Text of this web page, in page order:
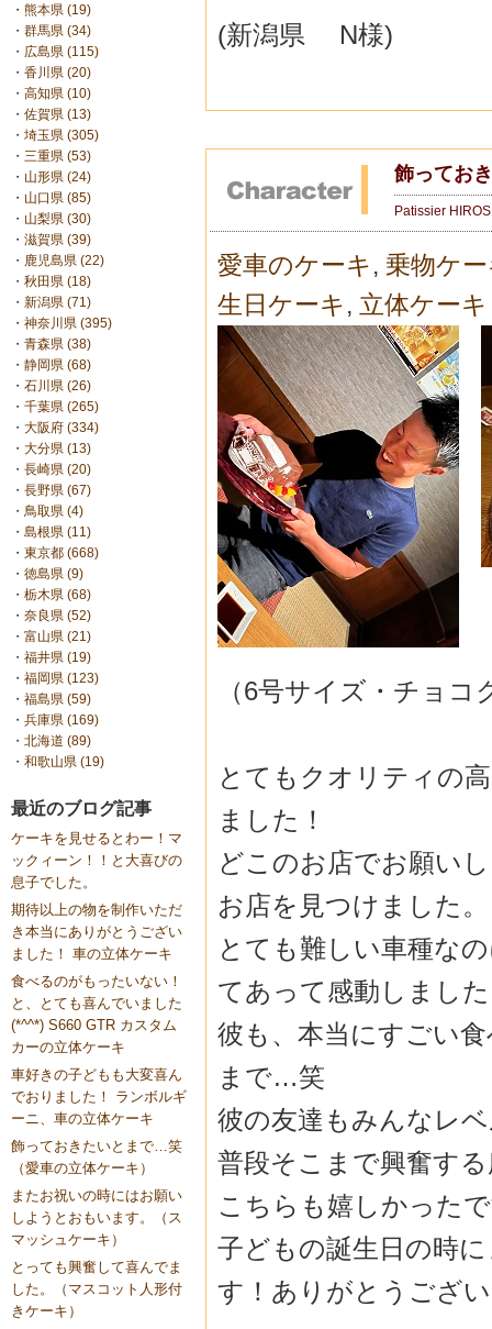
・ 熊本県 (19)
・ 群馬県 (34)
・ 広島県 (115)
・ 香川県 (20)
・ 高知県 (10)
・ 佐賀県 (13)
・ 埼玉県 (305)
・ 三重県 (53)
・ 山形県 (24)
・ 山口県 (85)
・ 山梨県 (30)
・ 滋賀県 (39)
・ 鹿児島県 (22)
・ 秋田県 (18)
・ 新潟県 (71)
・ 神奈川県 (395)
・ 青森県 (38)
・ 静岡県 (68)
・ 石川県 (26)
・ 千葉県 (265)
・ 大阪府 (334)
・ 大分県 (13)
・ 長崎県 (20)
・ 長野県 (67)
・ 鳥取県 (4)
・ 島根県 (11)
・ 東京都 (668)
・ 徳島県 (9)
・ 栃木県 (68)
・ 奈良県 (52)
・ 富山県 (21)
・ 福井県 (19)
・ 福岡県 (123)
・ 福島県 (59)
・ 兵庫県 (169)
・ 北海道 (89)
・ 和歌山県 (19)
最近のブログ記事
ケーキを見せるとわー！マ
ックィーン！！と大喜びの
息子でした。
期待以上の物を制作いただ
き本当にありがとうござい
ました！ 車の立体ケーキ
食べるのがもったいない！
と、とても喜んでいました
(*^^*) S660 GTR カスタム
カーの立体ケーキ
車好きの子どもも大変喜ん
でおりました！ ランボルギ
ーニ、車の立体ケーキ
飾っておきたいとまで…笑
（愛車の立体ケーキ）
またお祝いの時にはお願い
しようとおもいます。（ス
マッシュケーキ）
とっても興奮して喜んでま
した。（マスコット人形付
きケーキ）
(新潟県 N様)
飾ってお
Patissier
愛車のケーキ , 乗物ケ
生日ケーキ , 立体ケーキ
（6号サイズ・チョ
とてもクオリティの
ました！
どこのお店でお願い
お店を見つけました。
とても難しい車種な
てあって感動しまし
彼も、本当にすごい
まで…笑
彼の友達もみんなレ
普段そこまで興奮す
こちらも嬉しかった
子どもの誕生日の時
す！ありがとうござ